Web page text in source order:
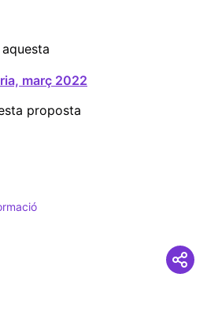
març 2022
proposta
i transformació